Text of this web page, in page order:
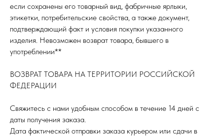
если сохранены его товарный вид, фабричные ярлыки,
этикетки, потребительские свойства, а также документ,
подтверждающий факт и условия покупки указанного
изделия. Невозможен возврат товара, бывшего в
употреблении**
ВОЗВРАТ ТОВАРА НА ТЕРРИТОРИИ РОССИЙСКОЙ
ФЕДЕРАЦИИ
Свяжитесь с нами удобным способом в течение 14 дней с
даты получения заказа.
Дата фактической отправки заказа курьером или сдачи в